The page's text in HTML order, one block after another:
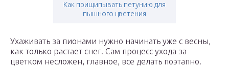
Как прищипывать петунию для
пышного цветения
Ухаживать за пионами нужно начинать уже с весны,
как только растает снег. Сам процесс ухода за
цветком несложен, главное, все делать поэтапно.